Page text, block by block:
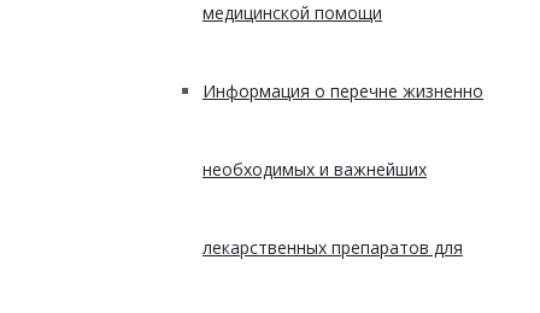
медицинской помощи
Информация о перечне жизненно
необходимых и важнейших
лекарственных препаратов для